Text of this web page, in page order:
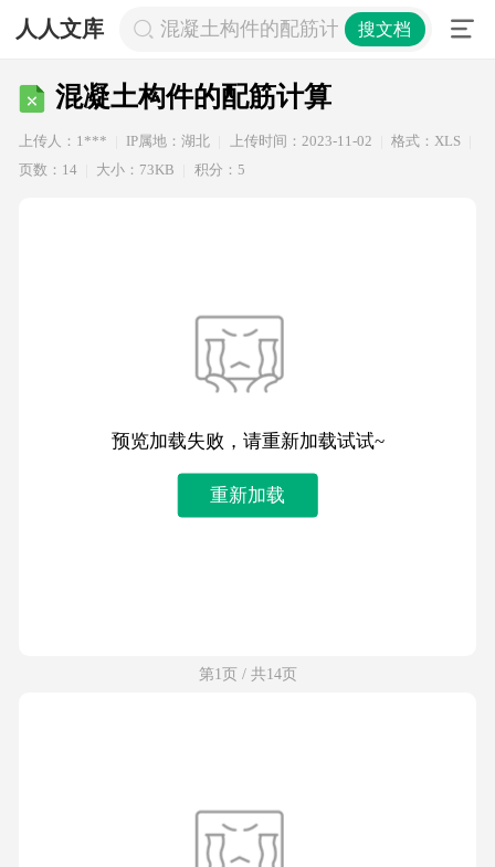
人人文库 混凝土构件的配筋计算搜文档
混凝土构件的配筋计算
上传人：1*** IP属地：湖北 上传时间：2023-11-02
格式：XLS
页数：14
大小：73KB 积分：5
预览加载失败，请重新加载试试~
重新加载
第1页 / 共14页